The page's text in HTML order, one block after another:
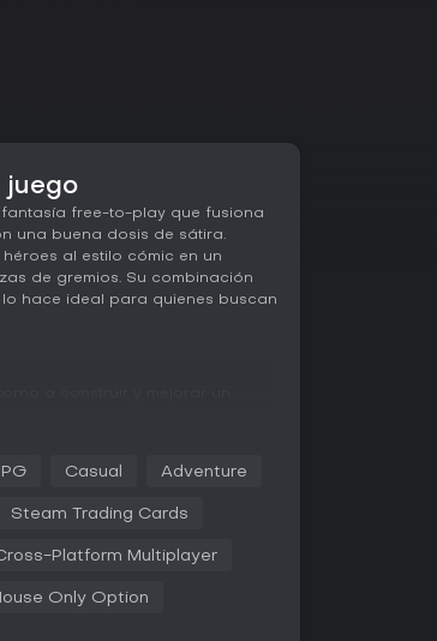
juego
fantasía free-to-play que fusiona
una buena dosis de sátira.
al estilo cómic en un
de gremios. Su combinación
hace ideal para quienes buscan
en animales como
esquivar golpes o entrar en
Recoger botín, ganar honor y
Casual Adventure
Steam Trading Cards
Platform Multiplayer
Only Option